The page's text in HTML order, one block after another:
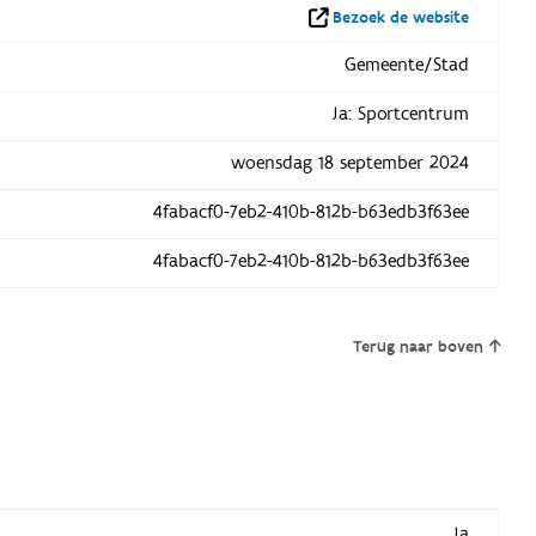
Bezoek de website
Gemeente/Stad
Ja: Sportcentrum
woensdag 18 september 2024
4fabacf0-7eb2-410b-812b-b63edb3f63ee
4fabacf0-7eb2-410b-812b-b63edb3f63ee
Terug naar boven